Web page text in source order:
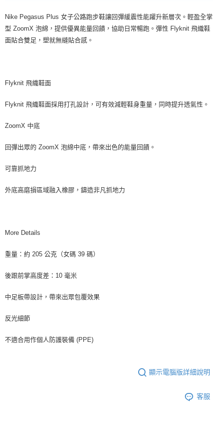
Nike Pegasus Plus 女子公路跑步鞋讓回彈緩震性能躍升新層次。輕盈全掌
型 ZoomX 泡綿，提供優異能量回饋，協助日常暢跑。彈性 Flyknit 飛織鞋
面貼合雙足，塑就無縫貼合感。
Flyknit 飛織鞋面
Flyknit 飛織鞋面採用打孔設計，可有效減輕鞋身重量，同時提升透氣性。
ZoomX 中底
回彈出眾的 ZoomX 泡綿中底，帶來出色的能量回饋。
可靠抓地力
外底高磨損區域融入橡膠，鑄造非凡抓地力
More Details
重量：約 205 公克（女碼 39 碼）
後跟前掌高度差：10 毫米
中足板帶設計，帶來出眾包覆效果
反光細節
不適合用作個人防護裝備 (PPE)
顯示電腦版詳細說明
客服